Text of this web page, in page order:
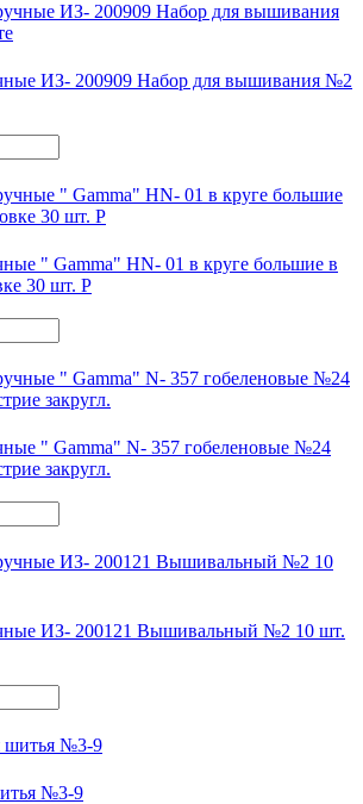
ИЗ- 200909 Набор для вышивания №2
" Gamma" HN- 01 в круге большие в
30 шт. P
" Gamma" N- 357 гобеленовые №24
закругл.
ИЗ- 200121 Вышивальный №2 10 шт.
№3-9